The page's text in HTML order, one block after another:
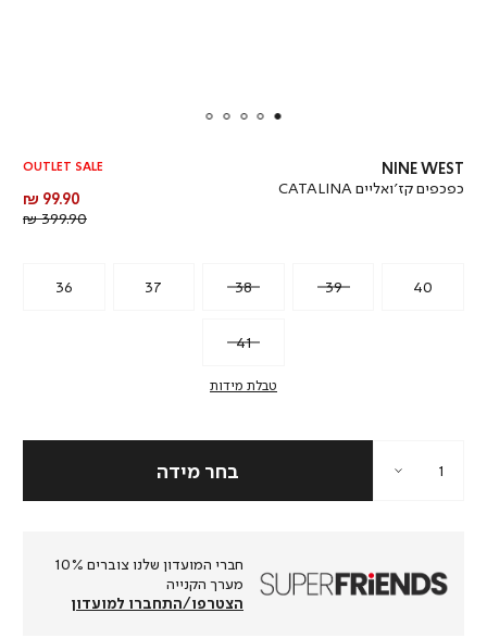
NINE WEST
כפכפים קז’ואליים CATALINA
OUTLET SALE
מחיר
מוצר
99.90 ₪
399.90 ₪
36 37 38 39 40
41
טבלת מידות
חברי המועדון שלנו צוברים 10%
מערך הקנייה
הצטרפו/התחברו למועדון